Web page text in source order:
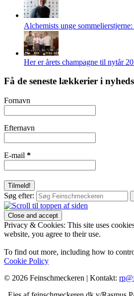
Alchemists unge
Her er årets champagne til nytår
Få de seneste lækkerier i
Fornavn
Efternavn
E-mail *
Søg efter:
Privacy & Cookies: This site uses
website, you agree to their use.
To find out more, including how to
Cookie Policy
© 2026 Feinschmeckeren | Kontakt: